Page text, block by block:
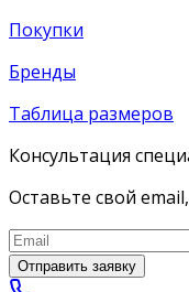
Покупки
Бренды
Таблица размеров
Консультация
Оставьте свой
Отправить заявку